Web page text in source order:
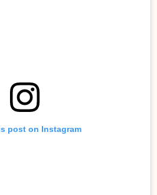
post on Instagram